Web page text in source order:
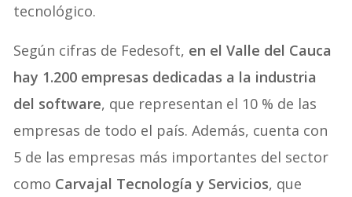
tecnológico.
Según cifras de Fedesoft, en el Valle del Cauca
hay 1.200 empresas dedicadas a la industria
del software, que representan el 10 % de las
empresas de todo el país. Además, cuenta con
5 de las empresas más importantes del sector
como Carvajal Tecnología y Servicios, que